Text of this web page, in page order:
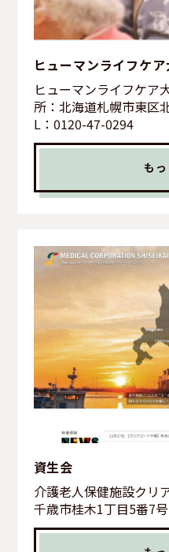
ヒューマンライフケ
ヒューマンライフケア
所：北海道札幌市東区
L：0120-47-0294
も
資生会
介護老人保健施設クリ
千歳市桂木1丁目5番7